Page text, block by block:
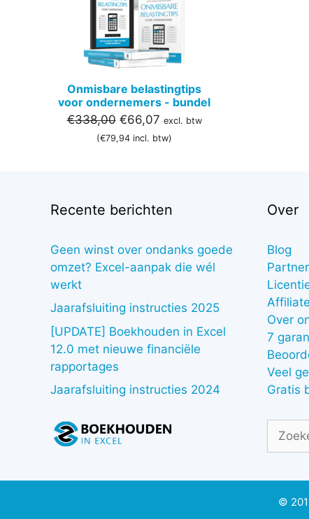
Onmisbare belastingtips
voor ondernemers - bundel
€338,00 Oorspronkelijke
prijs
€66,07Huidige
prijs
excl. btw
(€79,94 incl. btw)
Recente berichten
Geen winst over ondanks goede
omzet? Excel-aanpak die wél
werkt
Jaarafsluiting instructies 2025
[UPDATE] Boekhouden in Excel
12.0 met nieuwe financiële
rapportages
Jaarafsluiting instructies 2024
Over
Blog
Over
7
Veel
Gratis
naar:
©